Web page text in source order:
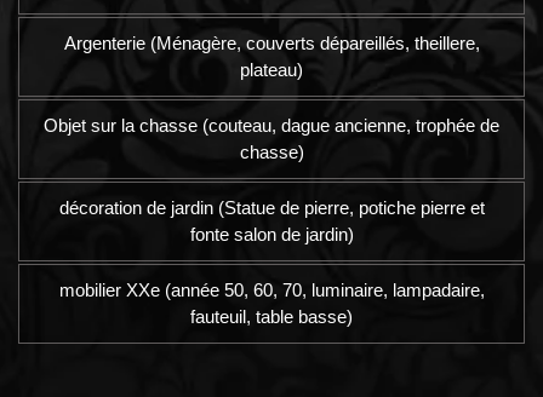
Argenterie (Ménagère, couverts dépareillés, theillere,
plateau)
Objet sur la chasse (couteau, dague ancienne, trophée de
chasse)
décoration de jardin (Statue de pierre, potiche pierre et
fonte salon de jardin)
mobilier XXe (année 50, 60, 70, luminaire, lampadaire,
fauteuil, table basse)